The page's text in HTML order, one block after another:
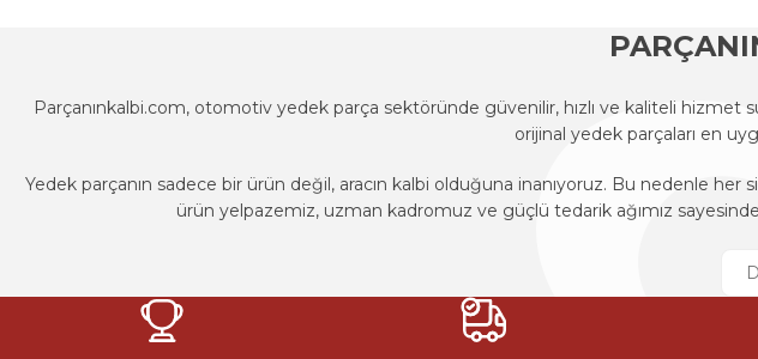
Ürün fiyatı diğer sitelerden daha pahalı.
Parçanınkalbi.com, otomotiv yedek parça sektöründe güvenilir, hızlı ve kaliteli
orijinal yedek parçaları en
Yedek parçanın sadece bir ürün değil, aracın kalbi olduğuna inanıyoruz. Bu nedenle
ürün yelpazemiz, uzman kadromuz ve güçlü tedarik ağımız
Parçanınkalbi.com, otomotiv yedek parça sektöründe güvenilir, hızlı ve kaliteli
Yedek parçanın sadece bir ürün değil, aracın kalbi olduğuna inanıyoruz. Bu nedenle